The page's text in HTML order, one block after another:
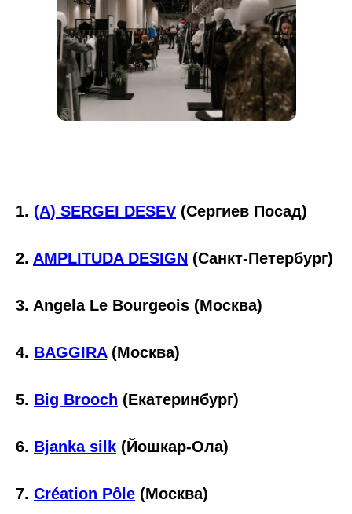
1. (A) SERGEI DESEV (Сергиев Посад)
2. AMPLITUDA DESIGN (Санкт-Петербург)
3. Angela Le Bourgeois (Москва)
4. BAGGIRA(Москва)
5. Big Brooch (Екатеринбург)
6. Bjanka silk (Йошкар-Ола)
7. Création Pôle (Москва)